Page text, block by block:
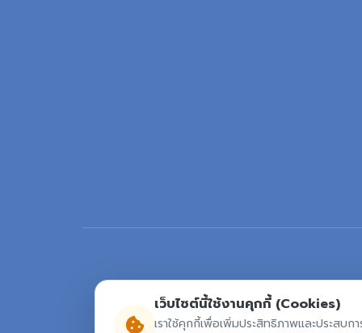
เว็บไซต์นี้ใช้งานคุกกี้ (Cookies)
เราใช้คุกกี้เพื่อเพิ่มประสิทธิภาพและประสบ